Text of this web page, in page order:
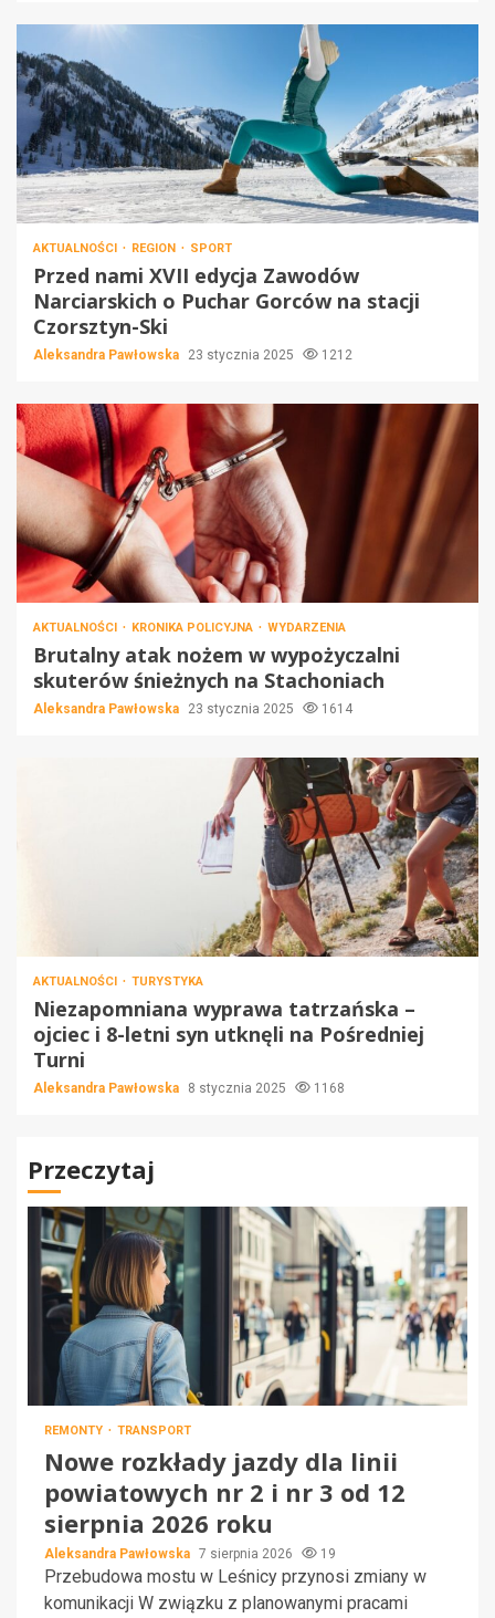
AKTUALNOŚCI REGION SPORT
Przed nami XVII edycja Zawodów
Narciarskich o Puchar Gorców na stacji
Czorsztyn-Ski
Aleksandra Pawłowska 23 stycznia 2025 1212
AKTUALNOŚCI KRONIKA POLICYJNA WYDARZENIA
Brutalny atak nożem w wypożyczalni
skuterów śnieżnych na Stachoniach
Aleksandra Pawłowska 23 stycznia 2025 1614
AKTUALNOŚCI TURYSTYKA
Niezapomniana wyprawa tatrzańska –
ojciec i 8-letni syn utknęli na Pośredniej
Turni
Aleksandra Pawłowska 8 stycznia 2025 1168
Przeczytaj
REMONTY TRANSPORT
Nowe rozkłady jazdy dla linii
powiatowych nr 2 i nr 3 od 12
sierpnia 2026 roku
Aleksandra Pawłowska 7 sierpnia 2026 19
Przebudowa mostu w Leśnicy przynosi zmiany w
komunikacji W związku z planowanymi pracami